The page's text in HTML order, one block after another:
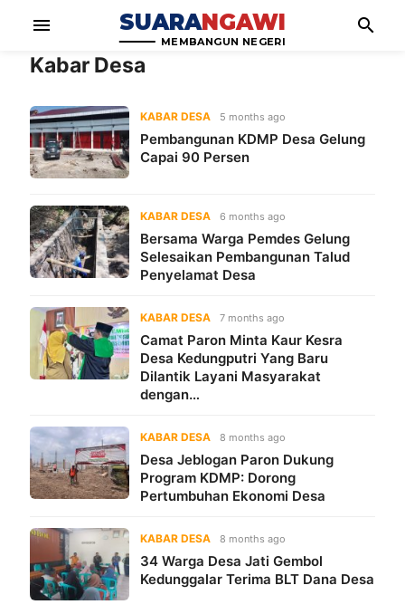
menu SUARANGAWI
MEMBANGUN NEGERI
search
Kabar Desa
KABAR DESA 5 months ago
Pembangunan KDMP Desa Gelung
Capai 90 Persen
KABAR DESA 6 months ago
Bersama Warga Pemdes Gelung
Selesaikan Pembangunan Talud
Penyelamat Desa
KABAR DESA 7 months ago
Camat Paron Minta Kaur Kesra
Desa Kedungputri Yang Baru
Dilantik Layani Masyarakat
dengan…
KABAR DESA 8 months ago
Desa Jeblogan Paron Dukung
Program KDMP: Dorong
Pertumbuhan Ekonomi Desa
KABAR DESA 8 months ago
34 Warga Desa Jati Gembol
Kedunggalar Terima BLT Dana Desa